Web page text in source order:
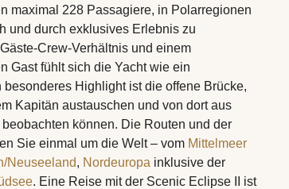
maximal 228 Passagiere, in Polarregionen
und durch exklusives Erlebnis zu
Crew-Verhältnis und einem
Gast fühlt sich die Yacht wie ein
Highlight ist die offene Brücke,
Kapitän austauschen und von dort aus
können. Die Routen und der
Sie einmal um die Welt – vom Mittelmeer
Neuseeland, Nordeuropa inklusive der
. Eine Reise mit der Scenic Eclipse II ist